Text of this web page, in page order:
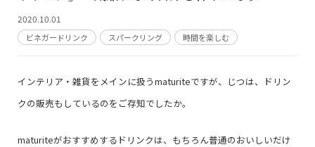
2020.10.01
ビネガードリンク スパークリング 時間を楽しむ
インテリア・雑貨をメインに扱うmaturiteですが、じつは、ドリン
クの販売もしているのをご存知でしたか。
maturiteがおすすめするドリンクは、もちろん普通のおいしいだけ